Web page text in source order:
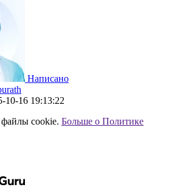
Написано
10-16 19:13:22
файлы cookie. Больше о Политике